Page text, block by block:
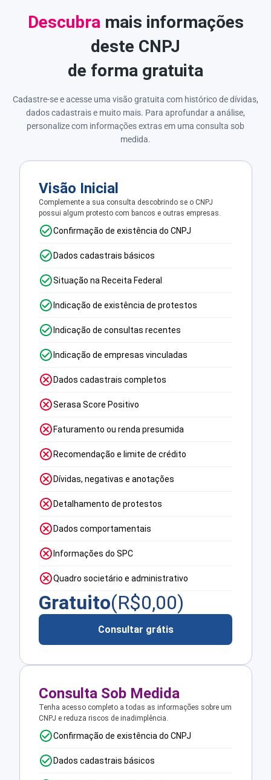
Descubra mais informações
deste CNPJ
de forma gratuita
Cadastre-se e acesse uma visão gratuita com histórico de dívidas,
dados cadastrais e muito mais. Para aprofundar a análise,
personalize com informações extras em uma consulta sob
medida.
Visão Inicial
Complemente a sua consulta descobrindo se o CNPJ
possui algum protesto com bancos e outras empresas.
Confirmação de existência do CNPJ
Dados cadastrais básicos
Situação na Receita Federal
Indicação de existência de protestos
Indicação de consultas recentes
Indicação de empresas vinculadas
Dados cadastrais completos
Serasa Score Positivo
Faturamento ou renda presumida
Recomendação e limite de crédito
Dívidas, negativas e anotações
Detalhamento de protestos
Dados comportamentais
Informações do SPC
Quadro societário e administrativo
Gratuito(R$0,00)
Consultar grátis
Consulta Sob Medida
Tenha acesso completo a todas as informações sobre um
CNPJ e reduza riscos de inadimplência.
Confirmação de existência do CNPJ
Dados cadastrais básicos